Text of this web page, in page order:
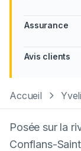
Assurance
Avis clients
Accueil
Posée sur la
Conflans-